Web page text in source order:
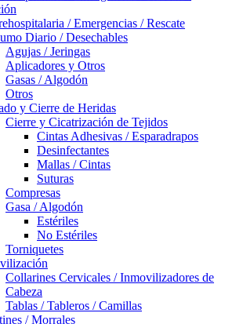
/ Emergencias / Rescate
Diario / Desechables
Agujas / Jeringas
Aplicadores y Otros
Gasas / Algodón
Otros
y Cierre de Heridas
Cierre y Cicatrización de Tejidos
Cintas Adhesivas / Esparadrapos
Desinfectantes
Mallas / Cintas
Suturas
Compresas
Gasa / Algodón
Estériles
No Estériles
Torniquetes
Collarines Cervicales / Inmovilizadores de
Cabeza
Tablas / Tableros / Camillas
/ Morrales